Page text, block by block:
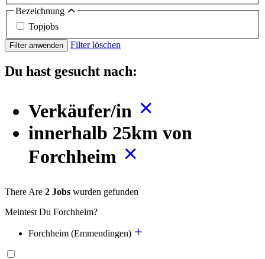
Bezeichnung
Topjobs
Filter anwenden Filter löschen
Du hast gesucht nach:
Verkäufer/in
innerhalb 25km von
Forchheim
There Are 2 Jobs wurden gefunden
Meintest Du Forchheim?
Forchheim (Emmendingen)